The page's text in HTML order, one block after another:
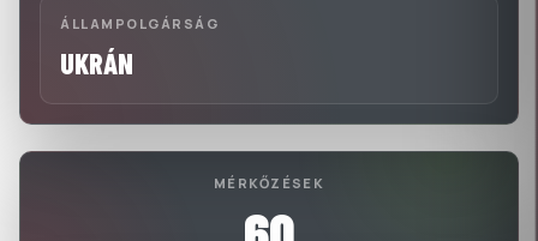
ÁLLAMPOLGÁRSÁG
UKRÁN
MÉRKŐZÉSEK